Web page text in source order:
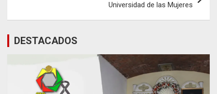
Universidad de las Mujeres
DESTACADOS